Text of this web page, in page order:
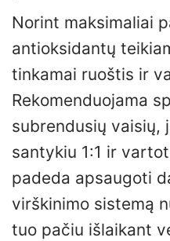
Norint maksimaliai
antioksidantų
tinkamai ruoštis ir
Rekomenduojama
subrendusių vaisių,
santykiu 1:1 ir
padeda apsaugoti
virškinimo sistemą
tuo pačiu išlaikant